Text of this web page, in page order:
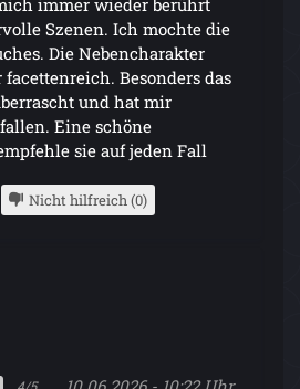
Szenen. Ich mochte die
Die Nebencharakter
Besonders das
und hat mir
Eine schöne
sie auf jeden Fall
Nicht hilfreich (0)